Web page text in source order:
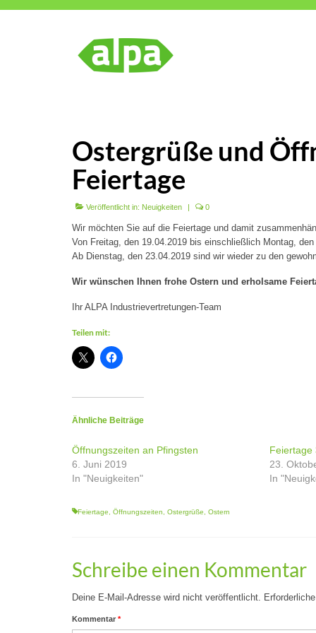
Ostergrüße und
Feiertage
Veröffentlicht in: Neuigkeiten | 0
Wir möchten Sie auf die Feiertage und damit
Von Freitag, den 19.04.2019 bis einschließlich Montag,
Ab Dienstag, den 23.04.2019 sind wir wieder zu den
Wir wünschen Ihnen frohe Ostern und erholsame
Ihr ALPA Industrievertretungen-Team
Teilen mit:
Ähnliche Beiträge
Öffnungszeiten an Pfingsten
6. Juni 2019
In "Neuigkeiten"
Feiertage
23.
In
Feiertage Öffnungszeiten Ostergrüße Ostern
Schreibe einen Kommentar
Deine E-Mail-Adresse wird nicht veröffentlicht.
Kommentar *